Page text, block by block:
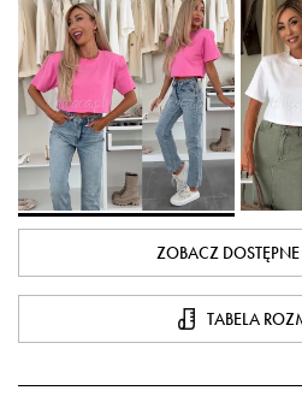
ZOBACZ
TABELA